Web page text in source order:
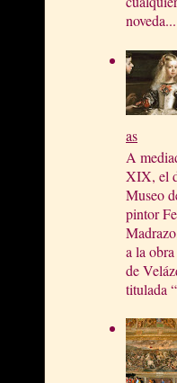
noveda...
as
A
XIX, el
Museo
pintor
a la
de
titulada